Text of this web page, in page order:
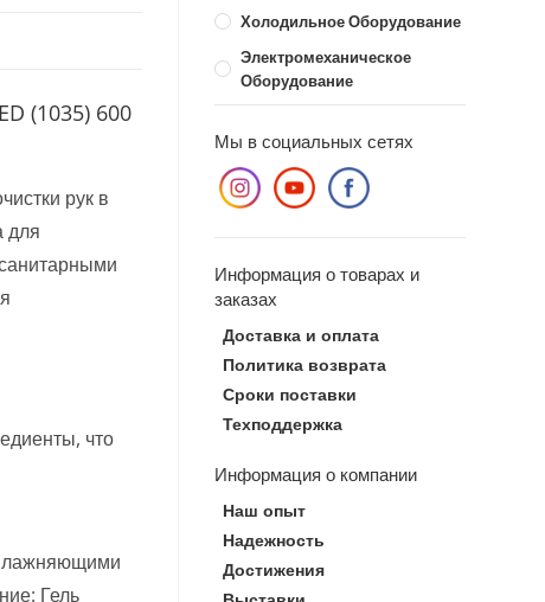
(1035) 600
рук в
для
что
Гель
Холодильное Оборудование
Электромеханическое
Оборудование
Мы в социальных сетях
Информация о товарах и
заказах
Доставка и оплата
Политика возврата
Сроки поставки
Техподдержка
Информация о компании
Наш опыт
Надежность
Достижения